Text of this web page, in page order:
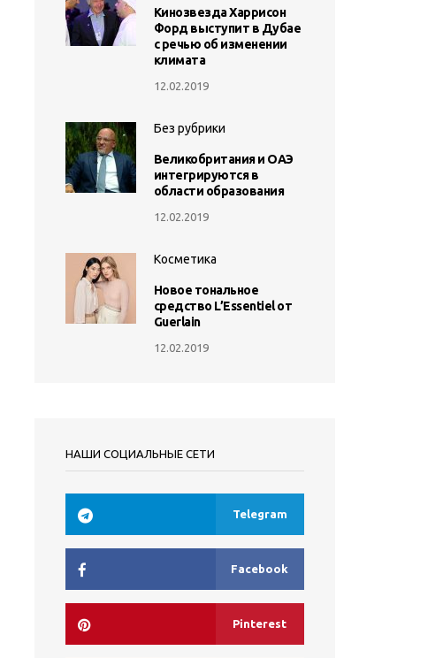
Кинозвезда Харрисон
Форд выступит в Дубае
с речью об изменении
климата
12.02.2019
Без рубрики
Великобритания и ОАЭ
интегрируются в
области образования
12.02.2019
Косметика
Новое тональное
средство L’Essentiel от
Guerlain
12.02.2019
НАШИ СОЦИАЛЬНЫЕ СЕТИ
Telegram
Facebook
Pinterest